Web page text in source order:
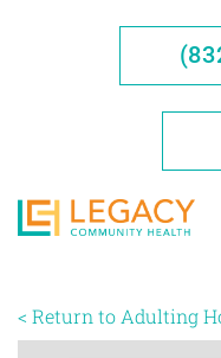
< Return to Adulting